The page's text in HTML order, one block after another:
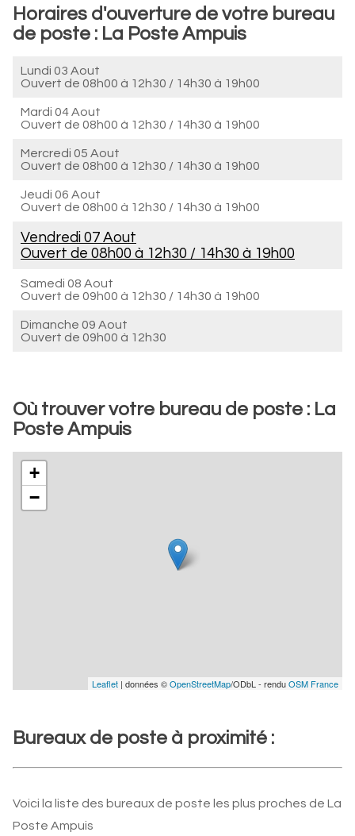
Horaires d'ouverture de votre bureau
de poste : La Poste Ampuis
Lundi 03 Aout
Ouvert de 08h00 à 12h30 / 14h30 à 19h00
Mardi 04 Aout
Ouvert de 08h00 à 12h30 / 14h30 à 19h00
Mercredi 05 Aout
Ouvert de 08h00 à 12h30 / 14h30 à 19h00
Jeudi 06 Aout
Ouvert de 08h00 à 12h30 / 14h30 à 19h00
Vendredi 07 Aout
Ouvert de 08h00 à 12h30 / 14h30 à 19h00
Samedi 08 Aout
Ouvert de 09h00 à 12h30 / 14h30 à 19h00
Dimanche 09 Aout
Ouvert de 09h00 à 12h30
Où trouver votre bureau de poste : La
Poste Ampuis
+
−
Leaflet | données ©OpenStreetMap/ODbL - renduOSM France
Bureaux de poste à proximité :
Voici la liste des bureaux de poste les plus proches de La
Poste Ampuis